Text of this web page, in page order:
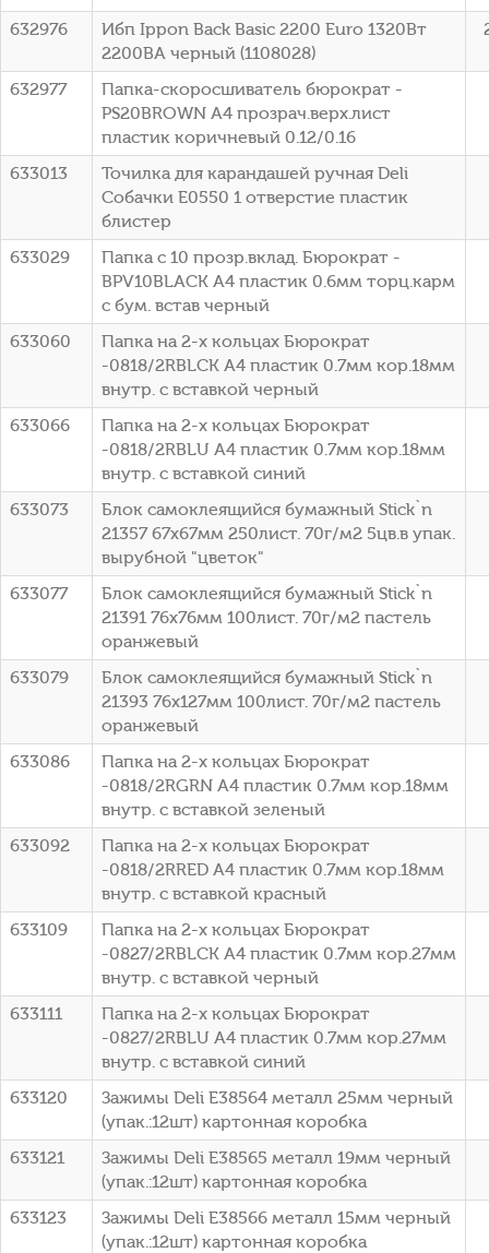
632976
Ибп Ippon Back Basic 2200 Euro 1320Вт
2200ВА черный (1108028)
632977
Папка-скоросшиватель бюрократ -
PS20BROWN A4 прозрач.верх.лист
пластик коричневый 0.12/0.16
633013
Точилка для карандашей ручная Deli
Собачки E0550 1 отверстие пластик
блистер
633029
Папка с 10 прозр.вклад. Бюрократ -
BPV10BLACK A4 пластик 0.6мм торц.карм
с бум. встав черный
633060
Папка на 2-х кольцах Бюрократ
-0818/2RBLCK A4 пластик 0.7мм кор.18мм
внутр. с вставкой черный
633066
Папка на 2-х кольцах Бюрократ
-0818/2RBLU A4 пластик 0.7мм кор.18мм
внутр. с вставкой синий
633073
Блок самоклеящийся бумажный Stick`n
21357 67x67мм 250лист. 70г/м2 5цв.в упак.
вырубной "цветок"
633077
Блок самоклеящийся бумажный Stick`n
21391 76x76мм 100лист. 70г/м2 пастель
оранжевый
633079
Блок самоклеящийся бумажный Stick`n
21393 76x127мм 100лист. 70г/м2 пастель
оранжевый
633086
Папка на 2-х кольцах Бюрократ
-0818/2RGRN A4 пластик 0.7мм кор.18мм
внутр. с вставкой зеленый
633092
Папка на 2-х кольцах Бюрократ
-0818/2RRED A4 пластик 0.7мм кор.18мм
внутр. с вставкой красный
633109
Папка на 2-х кольцах Бюрократ
-0827/2RBLCK A4 пластик 0.7мм кор.27мм
внутр. с вставкой черный
633111
Папка на 2-х кольцах Бюрократ
-0827/2RBLU A4 пластик 0.7мм кор.27мм
внутр. с вставкой синий
633120
Зажимы Deli E38564 металл 25мм черный
(упак.:12шт) картонная коробка
633121
Зажимы Deli E38565 металл 19мм черный
(упак.:12шт) картонная коробка
633123
Зажимы Deli E38566 металл 15мм черный
(упак.:12шт) картонная коробка